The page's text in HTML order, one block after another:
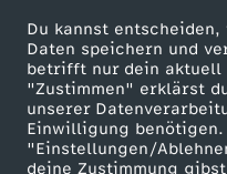
Du kannst
Daten speichern und
betrifft nur dein aktuell
"Zustimmen" erklärst
unserer
Einwilligung
"Einstellungen/
deine Zustimmung
.
M
a
ZDF goes Schule
Werbefernsehen
Mainzelmännchen